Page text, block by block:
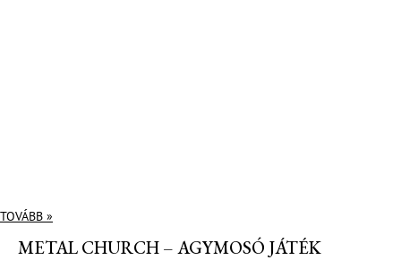
TOVÁBB »
METAL CHURCH – AGYMOSÓ JÁTÉK